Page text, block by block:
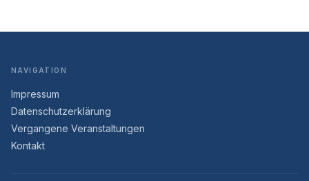
NAVIGATION
Impressum
Datenschutzerklärung
Vergangene Veranstaltungen
Kontakt